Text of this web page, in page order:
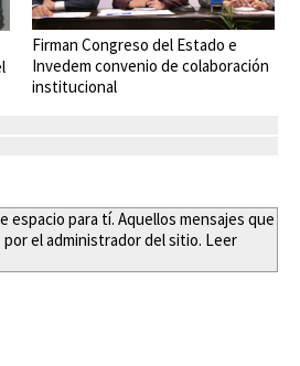
Firman Congreso del Estado e
Invedem convenio de colaboración
institucional
para tí. Aquellos mensajes que
el administrador del sitio. Leer